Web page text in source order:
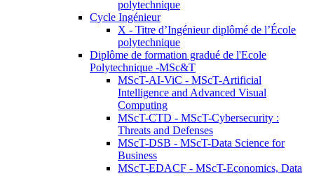
polytechnique
Cycle Ingénieur
X - Titre d’Ingénieur diplômé de l’École
polytechnique
Diplôme de formation gradué de l'Ecole
Polytechnique -MSc&T
MScT-AI-ViC - MScT-Artificial
Intelligence and Advanced Visual
Computing
MScT-CTD - MScT-Cybersecurity :
Threats and Defenses
MScT-DSB - MScT-Data Science for
Business
MScT-EDACF - MScT-Economics, Data